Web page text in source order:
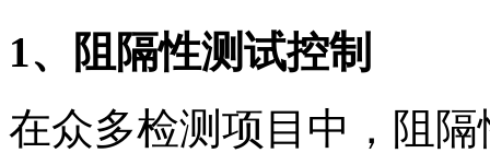
1、阻隔性测试控制
在众多检测项目中，阻